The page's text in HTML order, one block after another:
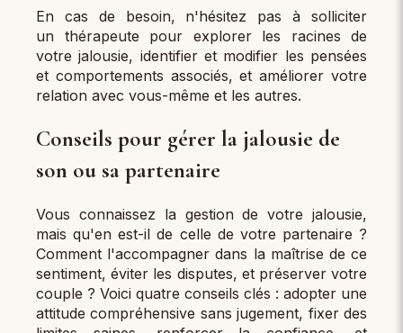
En cas de besoin, n'hésitez pas à solliciter
un thérapeute pour explorer les racines de
votre jalousie, identifier et modifier les pensées
et comportements associés, et améliorer votre
relation avec vous-même et les autres.
Conseils pour gérer la jalousie de
son ou sa partenaire
Vous connaissez la gestion de votre jalousie,
mais qu'en est-il de celle de votre partenaire ?
Comment l'accompagner dans la maîtrise de ce
sentiment, éviter les disputes, et préserver votre
couple ? Voici quatre conseils clés : adopter une
attitude compréhensive sans jugement, fixer des